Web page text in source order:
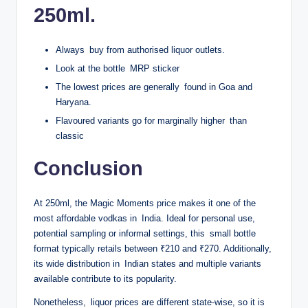
institutionnelle que les fonds déposés sont protégés
Depuis le Brexit, Skrill a également obtenu les agréments
luxembourgeoise, ce qui lui permet de maintenir sa
présence sur le marché français sans interruption de
service.
utilisateurs en fonction de leur volume de transactions, a
également contribué à fidéliser une base d’utilisateurs parmi
supérieurs — Bronze, Silver, Gold, Diamond et Elite —
bénéficient de frais réduits et de taux de change
préférentiels, ce qui est particulièrement pertinent pour les
parieurs qui opèrent sur des sites dont la devise de base est
différente de l’euro. Bien que la majorité des opérateurs
agréés en France proposent des comptes en euros, certains
parieurs accèdent également à des plateformes étrangères
250ml.
Always buy from authorised liquor outlets.
Look at the bottle MRP sticker
The lowest prices are generally found in Goa and
Haryana.
Flavoured variants go for marginally higher than
classic
Conclusion
At 250ml, the Magic Moments price makes it one of the
most affordable vodkas in India. Ideal for personal use,
potential sampling or informal settings, this small bottle
format typically retails between ₹210 and ₹270. Additionally,
its wide distribution in Indian states and multiple variants
available contribute to its popularity.
Nonetheless, liquor prices are different state-wise, so it is